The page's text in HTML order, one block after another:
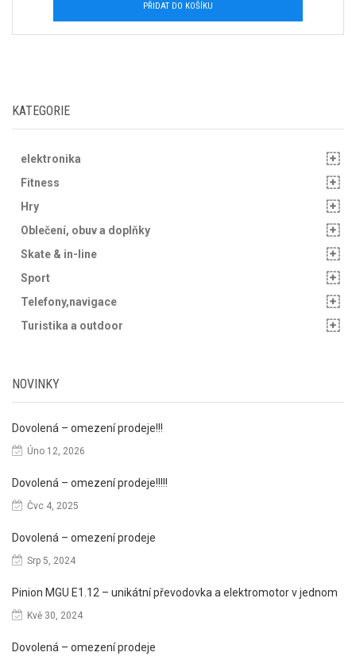
PŘIDAT DO KOŠÍKU
KATEGORIE
elektronika
Fitness
Hry
Oblečení, obuv a doplňky
Skate & in-line
Sport
Telefony,navigace
Turistika a outdoor
NOVINKY
Dovolená – omezení prodeje!!!
Úno 12, 2026
Dovolená – omezení prodeje!!!!!
Čvc 4, 2025
Dovolená – omezení prodeje
Srp 5, 2024
Pinion MGU E1.12 – unikátní převodovka a elektromotor v jednom
Kvě 30, 2024
Dovolená – omezení prodeje